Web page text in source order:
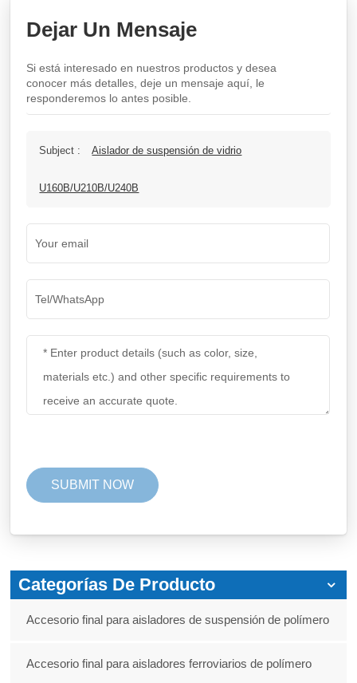
Dejar Un Mensaje
Si está interesado en nuestros productos y desea
conocer más detalles, deje un mensaje aquí, le
responderemos lo antes posible.
Subject : Aislador de suspensión de vidrio
U160B/U210B/U240B
Categorías De Producto
Accesorio final para aisladores de suspensión de polímero
Accesorio final para aisladores ferroviarios de polímero